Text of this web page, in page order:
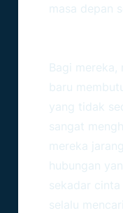
masa depan
Bagi mereka,
baru
yang tidak
sangat
mereka
hubungan
sekadar cinta
selalu